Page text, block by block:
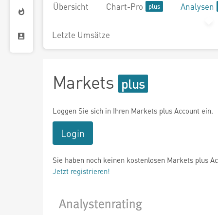
Übersicht Chart-Pro Analysen
Letzte Umsätze
Markets
Loggen Sie sich in Ihren Markets plus Account ein.
Login
Sie haben noch keinen kostenlosen Markets plus
Jetzt registrieren!